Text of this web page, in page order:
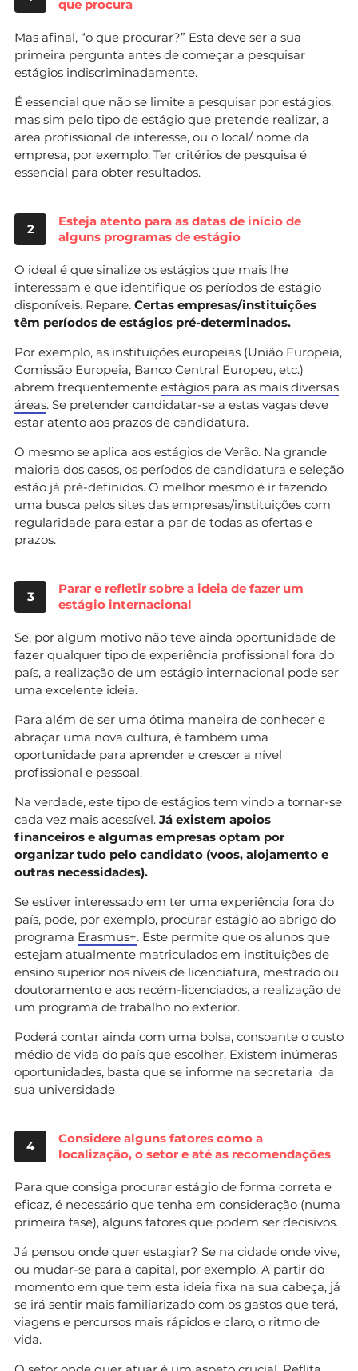
que procura
Mas afinal, “o que procurar?” Esta deve ser a sua
primeira pergunta antes de começar a pesquisar
estágios indiscriminadamente.
É essencial que não se limite a pesquisar por estágios,
mas sim pelo tipo de estágio que pretende realizar, a
área profissional de interesse, ou o local/ nome da
empresa, por exemplo. Ter critérios de pesquisa é
essencial para obter resultados.
2
Esteja atento para as datas de início de
alguns programas de estágio
O ideal é que sinalize os estágios que mais lhe
interessam e que identifique os períodos de estágio
disponíveis. Repare. Certas empresas/instituições
têm períodos de estágios pré-determinados.
Por exemplo, as instituições europeias (União Europeia,
Comissão Europeia, Banco Central Europeu, etc.)
abrem frequentemente estágios para as mais diversas
áreas. Se pretender candidatar-se a estas vagas deve
estar atento aos prazos de candidatura.
O mesmo se aplica aos estágios de Verão. Na grande
maioria dos casos, os períodos de candidatura e seleção
estão já pré-definidos. O melhor mesmo é ir fazendo
uma busca pelos sites das empresas/instituições com
regularidade para estar a par de todas as ofertas e
prazos.
3
Parar e refletir sobre a ideia de fazer um
estágio internacional
Se, por algum motivo não teve ainda oportunidade de
fazer qualquer tipo de experiência profissional fora do
país, a realização de um estágio internacional pode ser
uma excelente ideia.
Para além de ser uma ótima maneira de conhecer e
abraçar uma nova cultura, é também uma
oportunidade para aprender e crescer a nível
profissional e pessoal.
Na verdade, este tipo de estágios tem vindo a tornar-se
cada vez mais acessível. Já existem apoios
financeiros e algumas empresas optam por
organizar tudo pelo candidato (voos, alojamento e
outras necessidades).
Se estiver interessado em ter uma experiência fora do
país, pode, por exemplo, procurar estágio ao abrigo do
programa Erasmus+. Este permite que os alunos que
estejam atualmente matriculados em instituições de
ensino superior nos níveis de licenciatura, mestrado ou
doutoramento e aos recém-licenciados, a realização de
um programa de trabalho no exterior.
Poderá contar ainda com uma bolsa, consoante o custo
médio de vida do país que escolher. Existem inúmeras
oportunidades, basta que se informe na secretaria da
sua universidade
4
Considere alguns fatores como a
localização, o setor e até as recomendações
Para que consiga procurar estágio de forma correta e
eficaz, é necessário que tenha em consideração (numa
primeira fase), alguns fatores que podem ser decisivos.
Já pensou onde quer estagiar? Se na cidade onde vive,
ou mudar-se para a capital, por exemplo. A partir do
momento em que tem esta ideia fixa na sua cabeça, já
se irá sentir mais familiarizado com os gastos que terá,
viagens e percursos mais rápidos e claro, o ritmo de
vida.